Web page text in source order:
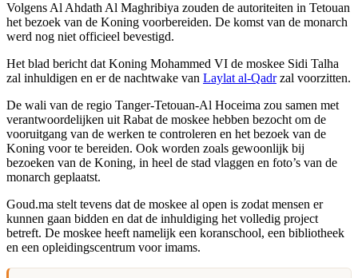
Volgens Al Ahdath Al Maghribiya zouden de autoriteiten in Tetouan
het bezoek van de Koning voorbereiden. De komst van de monarch
werd nog niet officieel bevestigd.
Het blad bericht dat Koning Mohammed VI de moskee Sidi Talha
zal inhuldigen en er de nachtwake van Laylat al-Qadrzal voorzitten.
De wali van de regio Tanger-Tetouan-Al Hoceima zou samen met
verantwoordelijken uit Rabat de moskee hebben bezocht om de
vooruitgang van de werken te controleren en het bezoek van de
Koning voor te bereiden. Ook worden zoals gewoonlijk bij
bezoeken van de Koning, in heel de stad vlaggen en foto’s van de
monarch geplaatst.
Goud.ma stelt tevens dat de moskee al open is zodat mensen er
kunnen gaan bidden en dat de inhuldiging het volledig project
betreft. De moskee heeft namelijk een koranschool, een bibliotheek
en een opleidingscentrum voor imams.